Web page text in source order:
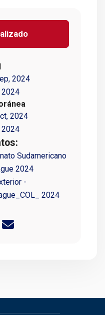
2024
2024
2024
2024
Sudamericano
2024
-
2024